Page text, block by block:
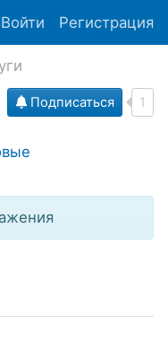
Войти Регистрация
Подписаться 1